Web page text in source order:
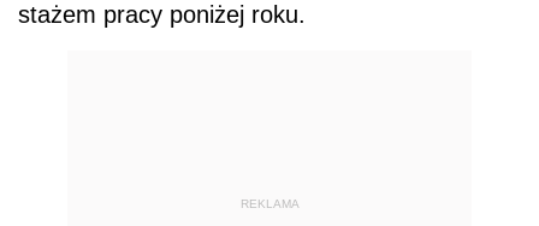
stażem pracy poniżej roku.
REKLAMA